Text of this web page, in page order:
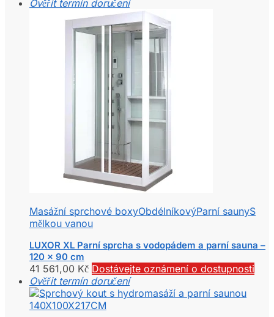
Ověřit termín doručení
Masážní sprchové boxyObdélníkovýParní saunyS
mělkou vanou
LUXOR XL Parní sprcha s vodopádem a parní sauna –
120 x 90 cm
41 561,00 Kč Dostávejte oznámení o dostupnosti
Ověřit termín doručení